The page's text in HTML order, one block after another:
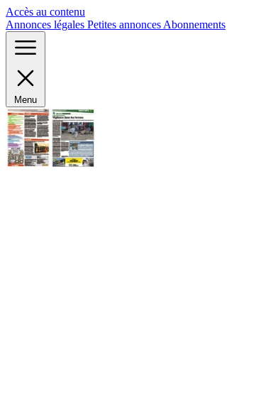
Accès au contenu
Annonces légales Petites annonces Abonnements
Menu
Panneau de gestion des cookies